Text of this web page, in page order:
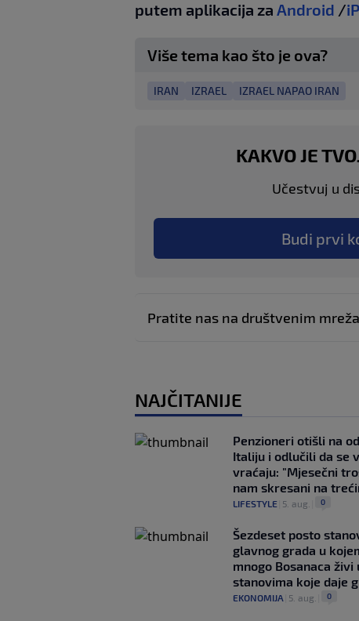
putem aplikacija za Android /
Više tema kao što je ova?
IRAN IZRAEL IZRAEL NAPAO IRAN
KAKVO JE
Učestvuj u
Budi prvi
Pratite nas na društvenim
NAJČITANIJE
Penzioneri otišli na
Italiju i odlučili da se
vraćaju: "Mjesečni
nam skresani na
LIFESTYLE 5. aug. 0
Šezdeset posto
glavnog grada u
mnogo Bosanaca živi
stanovima koje daje
EKONOMIJA 5. aug. 0